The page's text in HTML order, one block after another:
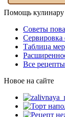
Помощь кулинару
Советы
Сервировка
Таблица
Все рецепты
Новое на сайте